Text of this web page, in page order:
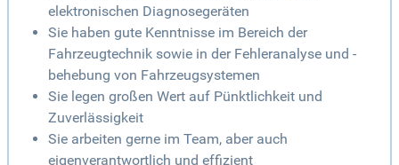
elektronischen Diagnosegeräten
Sie haben gute Kenntnisse im Bereich der
Fahrzeugtechnik sowie in der Fehleranalyse und -
behebung von Fahrzeugsystemen
Sie legen großen Wert auf Pünktlichkeit und
Zuverlässigkeit
Sie arbeiten gerne im Team, aber auch
eigenverantwortlich und effizient